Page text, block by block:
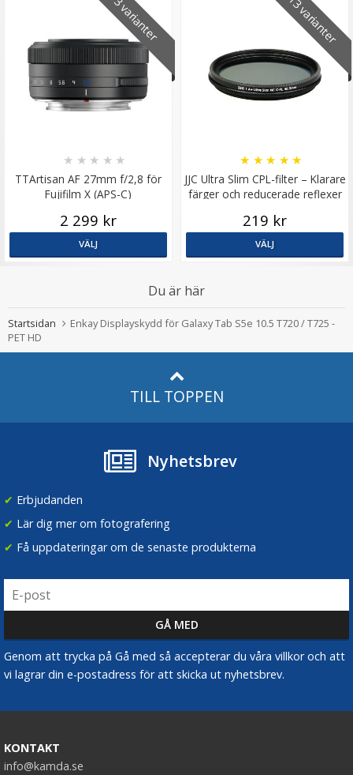
Puluz 15.5cm Ministativ röd för kamera &
mobilhållare av aluminium
★★ ★★
299 kr
LÄGG I VARUKORG
JJC CL-B12 dammblåsare/blåsbälg för optik svart
★★★★★
79 kr
LÄGG I VARUKORG
3 varianter
TTArtisan AF 27mm f/2,8 för
Fujifilm X (APS-C)
★ ★ ★ ★ ★
2 299 kr
VÄLJ
13 varianter
JJC Ultra Slim CPL-filter – Klarare
färger och reducerade reflexer
★ ★ ★ ★ ★
219 kr
VÄLJ
Du är här
Startsidan
Enkay Displayskydd för Galaxy Tab S5e 10.5 T720 / T725 -
PET HD
TILL TOPPEN
Nyhetsbrev
✔ Erbjudanden
✔ Lär dig mer om fotografering
✔ Få uppdateringar om de senaste produkterna
Genom att trycka på Gå med så accepterar du våra villkor och att
vi lagrar din e-postadress för att skicka ut nyhetsbrev.
KONTAKT
info@kamda.se